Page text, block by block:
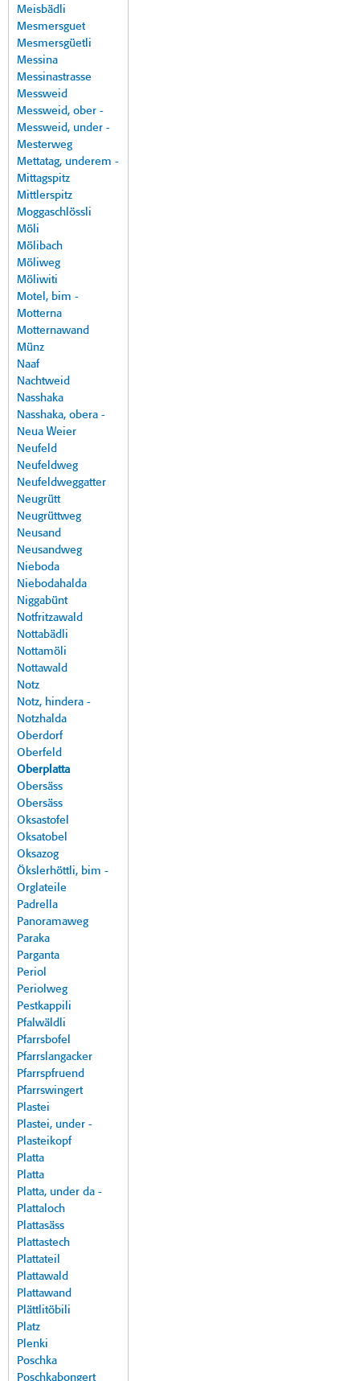
Meisbädli
Mesmersguet
Mesmersgüetli
Messina
Messinastrasse
Messweid
Messweid, ober -
Messweid, under -
Mesterweg
Mettatag, underem -
Mittagspitz
Mittlerspitz
Moggaschlössli
Möli
Mölibach
Möliweg
Möliwiti
Motel, bim -
Motterna
Motternawand
Münz
Naaf
Nachtweid
Nasshaka
Nasshaka, obera -
Neua Weier
Neufeld
Neufeldweg
Neufeldweggatter
Neugrütt
Neugrüttweg
Neusand
Neusandweg
Nieboda
Niebodahalda
Niggabünt
Notfritzawald
Nottabädli
Nottamöli
Nottawald
Notz
Notz, hindera -
Notzhalda
Oberdorf
Oberfeld
Oberplatta
Obersäss
Obersäss
Oksastofel
Oksatobel
Oksazog
Ökslerhöttli, bim -
Orglateile
Padrella
Panoramaweg
Paraka
Parganta
Periol
Periolweg
Pestkappili
Pfalwäldli
Pfarrsbofel
Pfarrslangacker
Pfarrspfruend
Pfarrswingert
Plastei
Plastei, under -
Plasteikopf
Platta
Platta
Platta, under da -
Plattaloch
Plattasäss
Plattastech
Plattateil
Plattawald
Plattawand
Plättlitöbili
Platz
Plenki
Poschka
Poschkabongert